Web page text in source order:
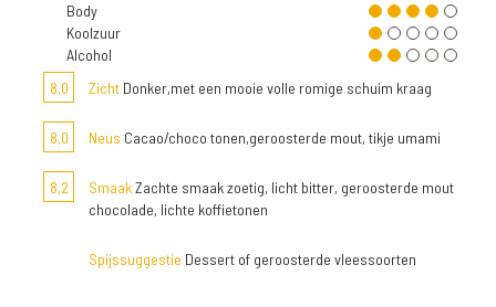
Body
Koolzuur
Alcohol
8,0
Zicht Donker,met een mooie volle romige schuim kraag
8,0 Neus Cacao/choco tonen,geroosterde mout, tikje umami
8,2 SmaakZachte smaak zoetig, licht bitter, geroosterde mout
chocolade, lichte koffietonen
Spijssuggestie Dessert of geroosterde vleessoorten